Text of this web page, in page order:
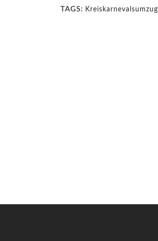
TAGS: Kreiskarnevalsumzug